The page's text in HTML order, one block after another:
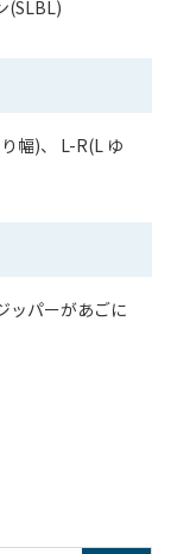
(SLBL)
幅)、 L-R(L ゆ
ッパーがあごに